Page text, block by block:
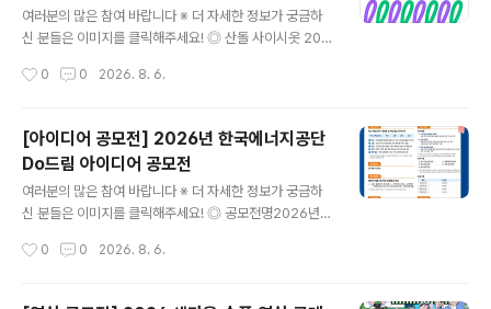
감수광 ◎ 시상내용종합 시상시상은 10km 부문에 한해
진행되며, 5km 부문은 시상에서 제외됩니다.- 1위 30만
여러분의 많은 참여 바랍니다 ※ 더 자세한 정보가 궁금하
신 분들은 이미지를 클릭해주세요! ◎ 산돌 사이시옷 202
타입 컨퍼런스 산돌 사이시옷 2026!디자이너 및 콘텐츠
10월 16(금)~17일(토) DDP에서 진행됩니다. [연 사]프리
텐다드를 만든 길형진 디렉터우아한형제들의 한명수 CC
O신신그래픽의 신해옥·신동혁 디자이너오이뮤의 신소현
대표 [부가프로그램]- 사이시옷 인사이트 (네트워킹 프로
그램)- 브랜드 체험 부스- 익스클루시브 키트 (웰컴패키지
참가자격국내/외에서 활동하는 디자인/타입에 관심있는 누
0 0 2026. 8. 6.
[아이디어 공모전] 2026년 한국에너지공단
Do드림 아이디어 공모전
여러분의 많은 참여 바랍니다 ※ 더 자세한 정보가 궁금하
신 분들은 이미지를 클릭해주세요! ◎ 공모전명2026년
EA 핵심가치(혁신 / 소통 / 안전 / 신뢰)를 주제로 한 제안 -
◎ 참가자격전국민 누구나 ◎ 접수기간2026.7.15(수) ~
0 0 2026. 8. 6.